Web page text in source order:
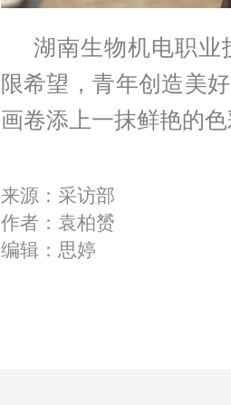
湖南生物机电职业
限希望，青年创造美
画卷添上一抹鲜艳的
来源：采访部
作者：袁柏赟
编辑：思婷